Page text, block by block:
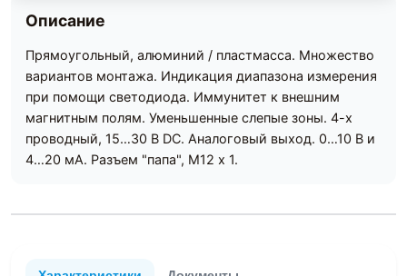
Описание
Прямоугольный, алюминий / пластмасса. Множество
вариантов монтажа. Индикация диапазона измерения
при помощи светодиода. Иммунитет к внешним
магнитным полям. Уменьшенные слепые зоны. 4-х
проводный, 15…30 В DC. Аналоговый выход. 0…10 В и
4…20 мA. Разъем "папа", М12 х 1.